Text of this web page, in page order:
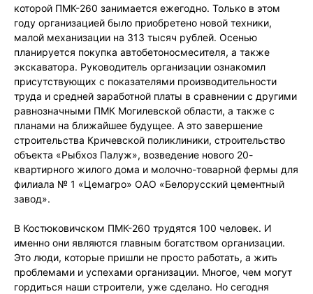
которой ПМК-260 занимается ежегодно. Только в этом
году организацией было приобретено новой техники,
малой механизации на 313 тысяч рублей. Осенью
планируется покупка автобетоносмесителя, а также
экскаватора. Руководитель организации ознакомил
присутствующих с показателями производительности
труда и средней заработной платы в сравнении с другими
равнозначными ПМК Могилевской области, а также с
планами на ближайшее будущее. А это завершение
строительства Кричевской поликлиники, строительство
объекта «Рыбхоз Палуж», возведение нового 20-
квартирного жилого дома и молочно-товарной фермы для
филиала № 1 «Цемагро» ОАО «Белорусский цементный
завод».
В Костюковичском ПМК-260 трудятся 100 человек. И
именно они являются главным богатством организации.
Это люди, которые пришли не просто работать, а жить
проблемами и успехами организации. Многое, чем могут
гордиться наши строители, уже сделано. Но сегодня